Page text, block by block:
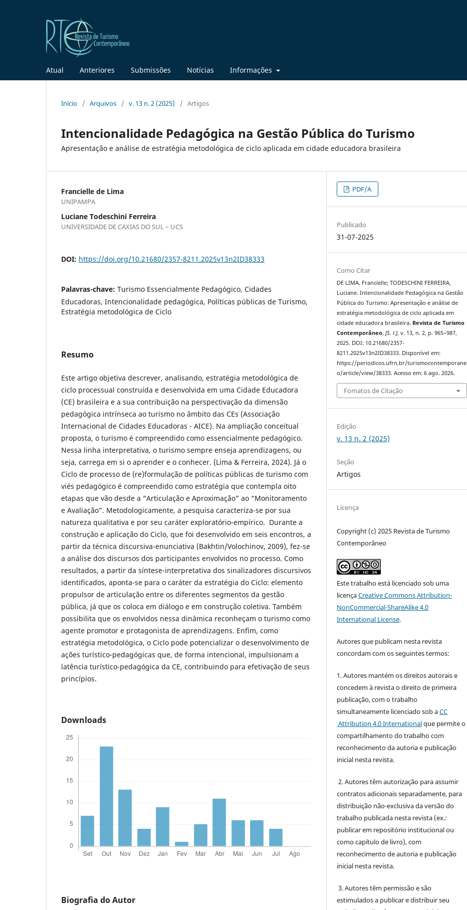
Atual Anteriores Submissões Notícias Informações
Início / Arquivos / v. 13 n. 2 (2025) / Artigos
Intencionalidade Pedagógica na Gestão Pública do Turismo
Apresentação e análise de estratégia metodológica de ciclo aplicada em cidade educadora brasileira
Francielle de Lima
UNIPAMPA
Luciane Todeschini Ferreira
UNIVERSIDADE DE CAXIAS DO SUL – UCS
DOI: https://doi.org/10.21680/2357-8211.2025v13n2ID38333
Palavras-chave: Turismo Essencialmente Pedagógico, Cidades
Educadoras, Intencionalidade pedagógica, Políticas públicas de Turismo,
Estratégia metodológica de Ciclo
Resumo
Este artigo objetiva descrever, analisando, estratégia metodológica de
ciclo processual construída e desenvolvida em uma Cidade Educadora
(CE) brasileira e a sua contribuição na perspectivação da dimensão
pedagógica intrínseca ao turismo no âmbito das CEs (Associação
Internacional de Cidades Educadoras - AICE). Na ampliação conceitual
proposta, o turismo é compreendido como essencialmente pedagógico.
Nessa linha interpretativa, o turismo sempre enseja aprendizagens, ou
seja, carrega em si o aprender e o conhecer. (Lima & Ferreira, 2024). Já o
Ciclo de processo de (re)formulação de políticas públicas de turismo com
viés pedagógico é compreendido como estratégia que contempla oito
etapas que vão desde a “Articulação e Aproximação” ao “Monitoramento
e Avaliação”. Metodologicamente, a pesquisa caracteriza-se por sua
natureza qualitativa e por seu caráter exploratório-empírico. Durante a
construção e aplicação do Ciclo, que foi desenvolvido em seis encontros, a
partir da técnica discursiva-enunciativa (Bakhtin/Volochinov, 2009), fez-se
a análise dos discursos dos participantes envolvidos no processo. Como
resultados, a partir da síntese-interpretativa dos sinalizadores discursivos
identificados, aponta-se para o caráter da estratégia do Ciclo: elemento
propulsor de articulação entre os diferentes segmentos da gestão
pública, já que os coloca em diálogo e em construção coletiva. Também
possibilita que os envolvidos nessa dinâmica reconheçam o turismo como
agente promotor e protagonista de aprendizagens. Enfim, como
estratégia metodológica, o Ciclo pode potencializar o desenvolvimento de
ações turístico-pedagógicas que, de forma intencional, impulsionam a
latência turístico-pedagógica da CE, contribuindo para efetivação de seus
princípios.
Downloads
Biografia do Autor
PDF/A
Publicado
31-07-2025
Como Citar
DE LIMA, Francielle; TODESCHINI FERREIRA,
Luciane. Intencionalidade Pedagógica na Gestão
Pública do Turismo: Apresentação e análise de
estratégia metodológica de ciclo aplicada em
cidade educadora brasileira. Revista de Turismo
Contemporâneo,[S. l.], v. 13, n. 2, p. 965–987,
2025. DOI: 10.21680/2357-
8211.2025v13n2ID38333. Disponível em:
https://periodicos.ufrn.br/turismocontemporane
o/article/view/38333. Acesso em: 6 ago. 2026.
Fomatos de Citação
Edição
v. 13 n. 2 (2025)
Seção
Artigos
Licença
Copyright (c) 2025 Revista de Turismo
Contemporâneo
Este trabalho está licenciado sob uma
licençaCreative Commons Attribution-
NonCommercial-ShareAlike 4.0
International License.
Autores que publicam nesta revista
concordam com os seguintes termos:
1. Autores mantém os direitos autorais e
concedem à revista o direito de primeira
publicação, com o trabalho
simultaneamente licenciado sob aCC
Attribution 4.0 Internationalque permite o
compartilhamento do trabalho com
reconhecimento da autoria e publicação
inicial nesta revista.
2. Autores têm autorização para assumir
contratos adicionais separadamente, para
distribuição não-exclusiva da versão do
trabalho publicada nesta revista (ex.:
publicar em repositório institucional ou
como capítulo de livro), com
reconhecimento de autoria e publicação
inicial nesta revista.
3. Autores têm permissão e são
estimulados a publicar e distribuir seu